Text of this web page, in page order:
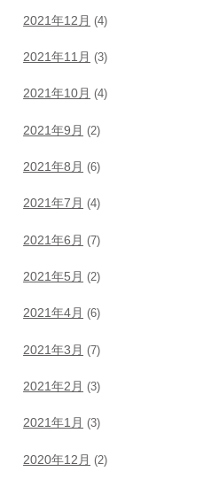
2021年12月 (4)
2021年11月 (3)
2021年10月 (4)
2021年9月 (2)
2021年8月 (6)
2021年7月 (4)
2021年6月 (7)
2021年5月 (2)
2021年4月 (6)
2021年3月 (7)
2021年2月 (3)
2021年1月 (3)
2020年12月 (2)